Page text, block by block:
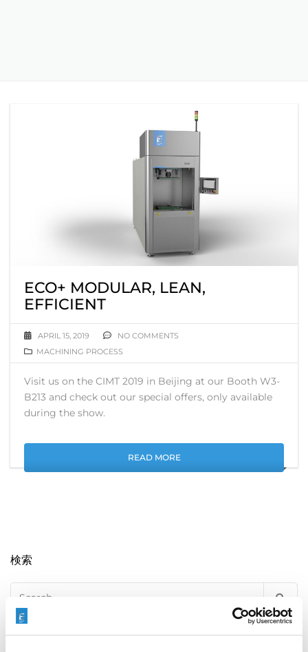
ECO+ MODULAR, LEAN,
EFFICIENT
APRIL 15, 2019
NO COMMENTS
MACHINING PROCESS
Visit us on the CIMT 2019 in Beijing at our Booth W3-
B213 and check out our special offers, only available
during the show.
READ MORE
検索
for: